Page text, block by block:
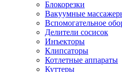
Блокорезки
Вакуумные
Вспомогательное
Делители сосисок
Инъекторы
Клипсаторы
Котлетные аппараты
Куттеры